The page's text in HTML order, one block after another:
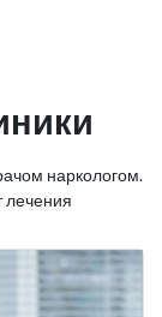
наркологом.